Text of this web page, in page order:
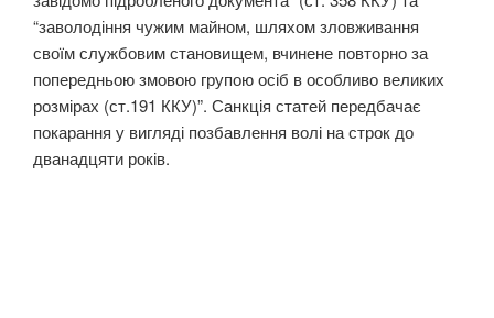
“заволодіння чужим майном, шляхом зловживання
своїм службовим становищем, вчинене повторно за
попередньою змовою групою осіб в особливо великих
розмірах (ст.191 ККУ)”. Санкція статей передбачає
покарання у вигляді позбавлення волі на строк до
дванадцяти років.